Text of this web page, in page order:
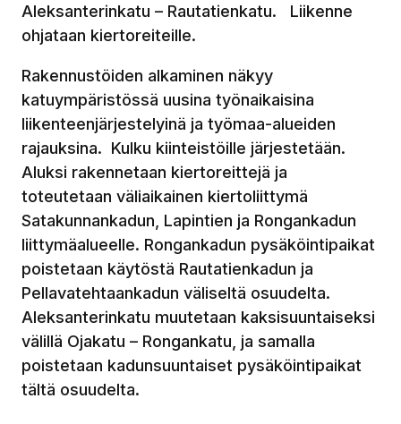
Aleksanterinkatu – Rautatienkatu. Liikenne
ohjataan kiertoreiteille.
Rakennustöiden alkaminen näkyy
katuympäristössä uusina työnaikaisina
liikenteenjärjestelyinä ja työmaa-alueiden
rajauksina. Kulku kiinteistöille järjestetään.
Aluksi rakennetaan kiertoreittejä ja
toteutetaan väliaikainen kiertoliittymä
Satakunnankadun, Lapintien ja Rongankadun
liittymäalueelle. Rongankadun pysäköintipaikat
poistetaan käytöstä Rautatienkadun ja
Pellavatehtaankadun väliseltä osuudelta.
Aleksanterinkatu muutetaan kaksisuuntaiseksi
välillä Ojakatu – Rongankatu, ja samalla
poistetaan kadunsuuntaiset pysäköintipaikat
tältä osuudelta.